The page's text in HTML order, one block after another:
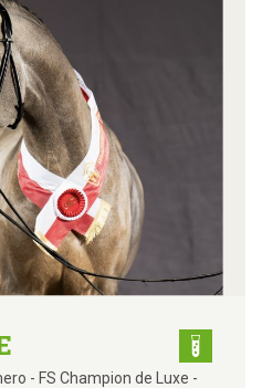
- FS Champion de Luxe -